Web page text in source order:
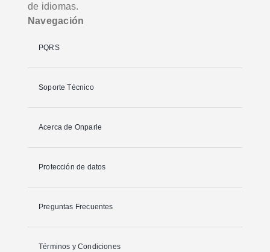
de idiomas.
Navegación
PQRS
Soporte Técnico
Acerca de Onparle
Protección de datos
Preguntas Frecuentes
Términos y Condiciones